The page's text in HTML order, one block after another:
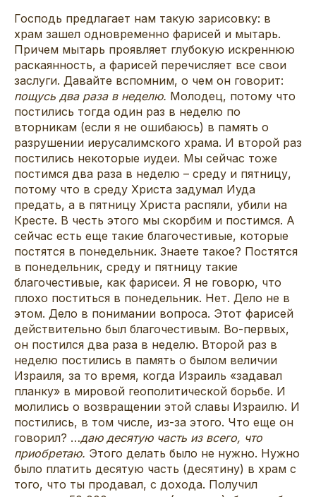
Господь предлагает нам такую зарисовку: в
храм зашел одновременно фарисей и мытарь.
Причем мытарь проявляет глубокую искреннюю
раскаянность, а фарисей перечисляет все свои
заслуги. Давайте вспомним, о чем он говорит:
пощусь два раза в неделю. Молодец, потому что
постились тогда один раз в неделю по
вторникам (если я не ошибаюсь) в память о
разрушении иерусалимского храма. И второй раз
постились некоторые иудеи. Мы сейчас тоже
постимся два раза в неделю – среду и пятницу,
потому что в среду Христа задумал Иуда
предать, а в пятницу Христа распяли, убили на
Кресте. В честь этого мы скорбим и постимся. А
сейчас есть еще такие благочестивые, которые
постятся в понедельник. Знаете такое? Постятся
в понедельник, среду и пятницу такие
благочестивые, как фарисеи. Я не говорю, что
плохо поститься в понедельник. Нет. Дело не в
этом. Дело в понимании вопроса. Этот фарисей
действительно был благочестивым. Во-первых,
он постился два раза в неделю. Второй раз в
неделю постились в память о былом величии
Израиля, за то время, когда Израиль «задавал
планку» в мировой геополитической борьбе. И
молились о возвращении этой славы Израилю. И
постились, в том числе, из-за этого. Что еще он
говорил? …даю десятую часть из всего, что
приобретаю. Этого делать было не нужно. Нужно
было платить десятую часть (десятину) в храм с
того, что ты продавал, с дохода. Получил